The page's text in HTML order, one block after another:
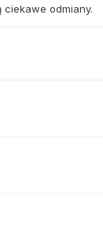
ciekawe odmiany.